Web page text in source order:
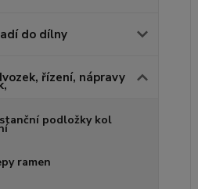
do dílny
řízení, nápravy
podložky kol
ramen